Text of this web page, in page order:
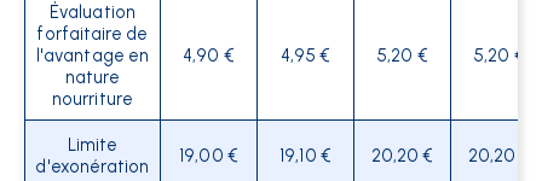
Évaluation
forfaitaire de
l'avantage en
nature
nourriture
4,90 € 4,95 € 5,20 € 5,20 €
Limite
d'exonération
19,00 € 19,10 € 20,20 € 20,20 €